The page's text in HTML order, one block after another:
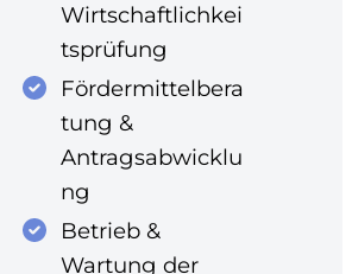
Wirtschaftlichkei
tsprüfung
Fördermittelbera
tung &
Antragsabwicklu
ng
Betrieb &
Wartung der